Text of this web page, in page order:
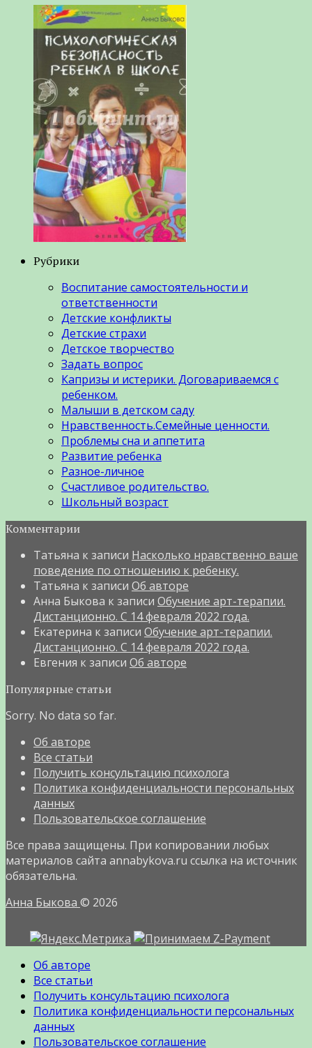
Рубрики
Воспитание самостоятельности и
ответственности
Детские конфликты
Детские страхи
Детское творчество
Задать вопрос
Капризы и истерики. Договариваемся с
ребенком.
Малыши в детском саду
Нравственность.Семейные ценности.
Проблемы сна и аппетита
Развитие ребенка
Разное-личное
Счастливое родительство.
Школьный возраст
Комментарии
Татьяна к записи Насколько нравственно ваше
поведение по отношению к ребенку.
Татьяна к записи Об авторе
Анна Быкова к записи Обучение арт-терапии.
Дистанционно. С 14 февраля 2022 года.
Екатерина к записи Обучение арт-терапии.
Дистанционно. С 14 февраля 2022 года.
Евгения к записи Об авторе
Популярные статьи
Sorry. No data so far.
Об авторе
Все статьи
Получить консультацию психолога
Политика конфиденциальности персональных
данных
Пользовательское соглашение
Все права защищены. При копировании любых
материалов сайта annabykova.ru ссылка на источник
обязательна.
Анна Быкова © 2026
Об авторе
Все статьи
Получить консультацию психолога
Политика конфиденциальности персональных
данных
Пользовательское соглашение